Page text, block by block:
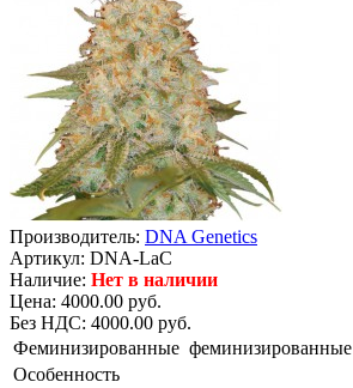
Производитель: DNA Genetics
Артикул: DNA-LaC
Наличие: Нет в наличии
Цена: 4000.00 руб.
Без НДС: 4000.00 руб.
Феминизированные феминизированные
Особенность